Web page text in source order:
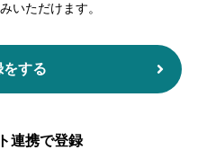
いただけます。
する
連携で登録